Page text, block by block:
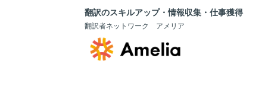
翻訳のスキルアップ・情報収集・仕事獲得
翻訳者ネットワーク アメリア